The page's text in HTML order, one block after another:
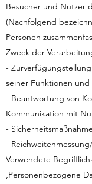
Besucher und Nutzer
(Nachfolgend
Personen
Zweck der
-
seiner Funktionen und
- Beantwortung von
Kommunikation mit
-
-
Verwendete
‚Personenbezogene